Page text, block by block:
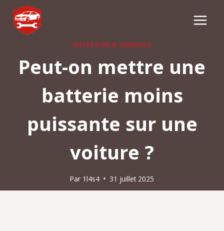
Aller
contenu
ENTRETIEN & CONSEILS
Peut-on mettre une
batterie moins
puissante sur une
voiture​ ?
Par 1l4s4 31 juillet 2025